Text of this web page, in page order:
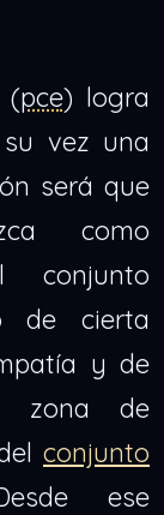
(pce) logra
vez una
será que
como
conjunto
de cierta
y de
zona de
conjunto
ese